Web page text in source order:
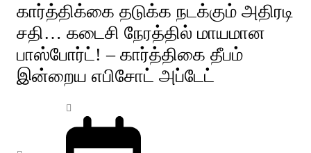
கார்த்திக்கை தடுக்க நடக்கும் அதிரடி
சதி… கடைசி நேரத்தில் மாயமான
பாஸ்போர்ட்! – கார்த்திகை தீபம்
இன்றைய எபிசோட் அப்டேட்